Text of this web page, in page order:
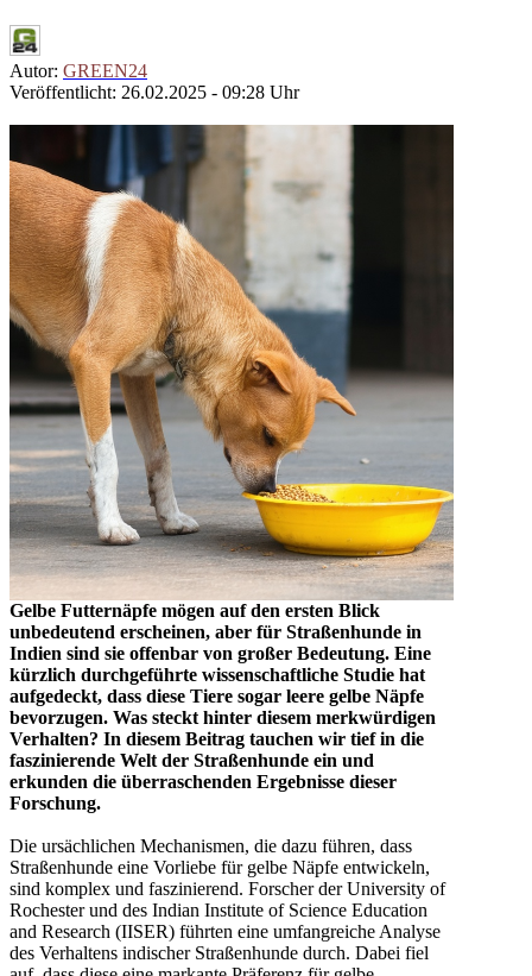
Autor: GREEN24
Veröffentlicht: 26.02.2025 - 09:28 Uhr
Gelbe Futternäpfe mögen auf den ersten Blick
unbedeutend erscheinen, aber für Straßenhunde in
Indien sind sie offenbar von großer Bedeutung. Eine
kürzlich durchgeführte wissenschaftliche Studie hat
aufgedeckt, dass diese Tiere sogar leere gelbe Näpfe
bevorzugen. Was steckt hinter diesem merkwürdigen
Verhalten? In diesem Beitrag tauchen wir tief in die
faszinierende Welt der Straßenhunde ein und
erkunden die überraschenden Ergebnisse dieser
Forschung.
Die ursächlichen Mechanismen, die dazu führen, dass
Straßenhunde eine Vorliebe für gelbe Näpfe entwickeln,
sind komplex und faszinierend. Forscher der University of
Rochester und des Indian Institute of Science Education
and Research (IISER) führten eine umfangreiche Analyse
des Verhaltens indischer Straßenhunde durch. Dabei fiel